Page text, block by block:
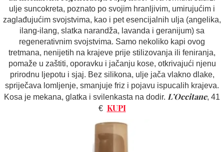
ulje suncokreta, poznato po svojim hranljivim, umirujućim i
zaglađujućim svojstvima, kao i pet esencijalnih ulja (angelika,
ilang-ilang, slatka narandža, lavanda i geranijum) sa
regenerativnim svojstvima. Samo nekoliko kapi ovog
tretmana, nenijetih na krajeve prije stilizovanja ili feniranja,
pomaže u zaštiti, oporavku i jačanju kose, otkrivajući njenu
prirodnu ljepotu i sjaj. Bez silikona, ulje jača vlakno dlake,
spriječava lomljenje, smanjuje friz i pojavu ispucalih krajeva.
Kosa je mekana, glatka i svilenkasta na dodir. L’Occitane, 41
€ KUPI